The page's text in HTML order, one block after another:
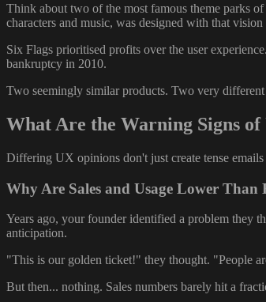
Think about two of the most famous theme parks
characters and music, was designed with that
Six Flags prioritised profits over the user
bankruptcy in 2010.
Two seemingly similar products. Two very different
What Are the Warning Signs
Differing UX opinions don't just create tense
Why Are Sales and Usage Lower Than
Years ago, your founder identified a problem they
anticipation.
"This is our golden ticket!" they thought. "People
But then... nothing. Sales numbers barely hit a